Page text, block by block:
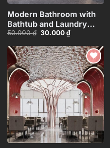
Modern Bathroom with
Bathtub and Laundry
Area – 3D
Model_IDC593643406
50.000₫ Giá
là:
50.000 ₫.
30.000₫Giá
hiện
tại
là:
30.000 ₫.
Add to
wishlist